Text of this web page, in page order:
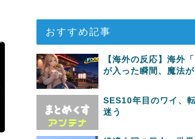
おすすめ記事
【海外の反応】海外
が入った瞬間、魔法
SES10年目のワイ、
迷う